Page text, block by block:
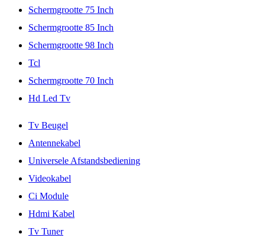
Schermgrootte 75 Inch
Schermgrootte 85 Inch
Schermgrootte 98 Inch
Tcl
Schermgrootte 70 Inch
Hd Led Tv
Tv Beugel
Antennekabel
Universele Afstandsbediening
Videokabel
Ci Module
Hdmi Kabel
Tv Tuner